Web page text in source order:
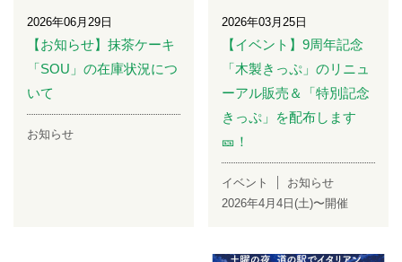
2026年06月29日
【お知らせ】抹茶ケーキ
「SOU」の在庫状況につ
いて
お知らせ
2026年03月25日
【イベント】9周年記念
「木製きっぷ」のリニュ
ーアル販売＆「特別記念
きっぷ」を配布します
🎫！
イベント
お知らせ
2026年4月4日(土)〜開催